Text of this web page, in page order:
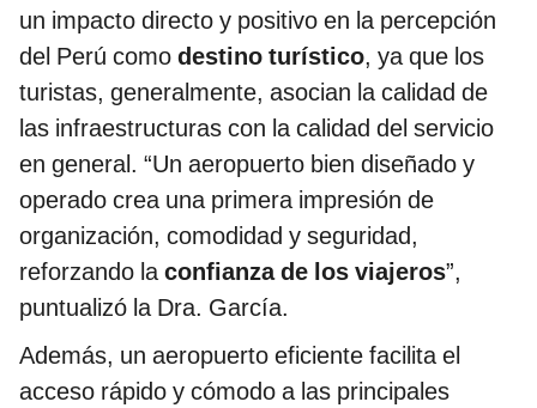
un impacto directo y positivo en la percepción
del Perú como destino turístico, ya que los
turistas, generalmente, asocian la calidad de
las infraestructuras con la calidad del servicio
en general. “Un aeropuerto bien diseñado y
operado crea una primera impresión de
organización, comodidad y seguridad,
reforzando laconfianza de los viajeros”,
puntualizó la Dra. García.
Además, un aeropuerto eficiente facilita el
acceso rápido y cómodo a las principales